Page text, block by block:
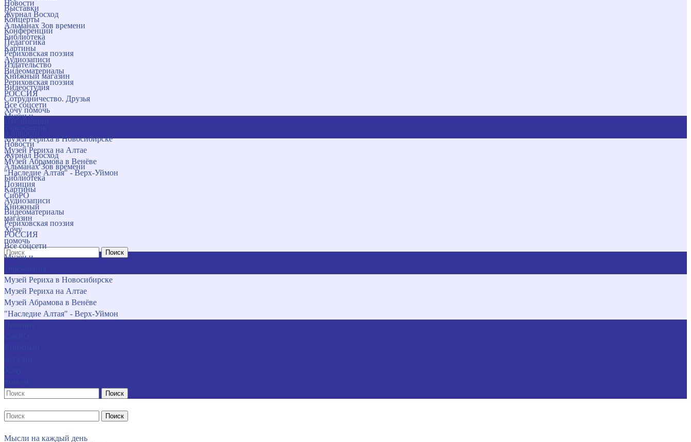
Новости
Журнал Восход
Альманах Зов времени
Библиотека
Картины
Аудиозаписи
Видеоматериалы
Рериховская поэзия
РОССИЯ
Все соцсети
Музеи и
Музей Рериха в Новосибирске
Музей Рериха на Алтае
Музей Абрамова в Венёве
"Наследие Алтая" - Верх-Уймон
Позиция
СибРО
Книжный
магазин
Хочу
помочь
Поиск
Выставки
Концерты
Конференции
Педагогика
Рериховская поэзия
Издательство
Книжный магазин
Видеостудия
Сотрудничество. Друзья
Хочу помочь
Новости
Журнал Восход
Альманах Зов времени
Библиотека
Картины
Аудиозаписи
Видеоматериалы
Рериховская поэзия
РОССИЯ
Все соцсети
Музеи и
Музей Рериха в Новосибирске
Музей Рериха на Алтае
Музей Абрамова в Венёве
"Наследие Алтая" - Верх-Уймон
Поиск
Поиск
Мысли на каждый день